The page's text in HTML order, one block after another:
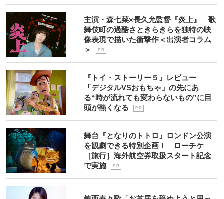
主演・森七菜×長久允監督『炎上』 歌
舞伎町の過酷さときらきらを独特の映
像表現で描いた衝撃作＜出演者コラム
＞
P R
『トイ・ストーリー５』レビュー
「デジタルVSおもちゃ」の先にあ
る“時が流れても変わらないもの”に目
頭が熱くなる
P R
舞台『となりのトトロ』ロンドン公演
を観劇できる特別企画！ ローチケ
［旅行］海外航空券取扱スタート記念
で実施
P R